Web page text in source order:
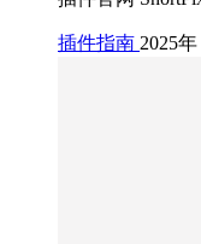
插件指南 2025年